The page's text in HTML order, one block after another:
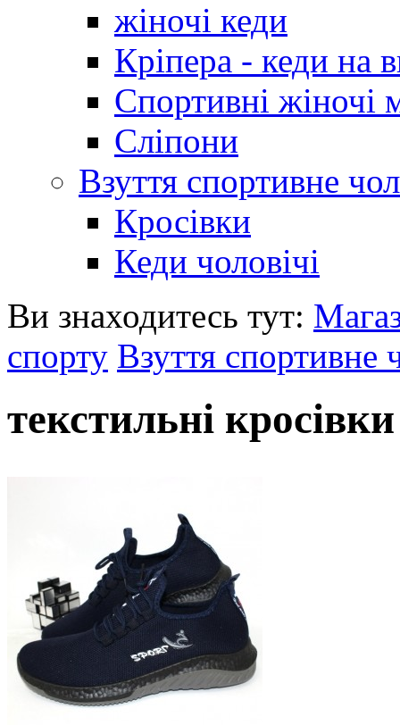
жіночі кеди
Кріпера - кеди на
Спортивні жіночі
Сліпони
Взуття спортивне
Кросівки
Кеди чоловічі
Ви знаходитесь тут:
спорту Взуття спортивне
текстильні кросівки